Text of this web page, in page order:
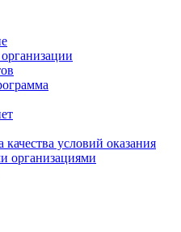
условий оказания
организациями